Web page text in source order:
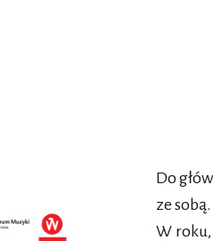
Do
ze sobą.
W